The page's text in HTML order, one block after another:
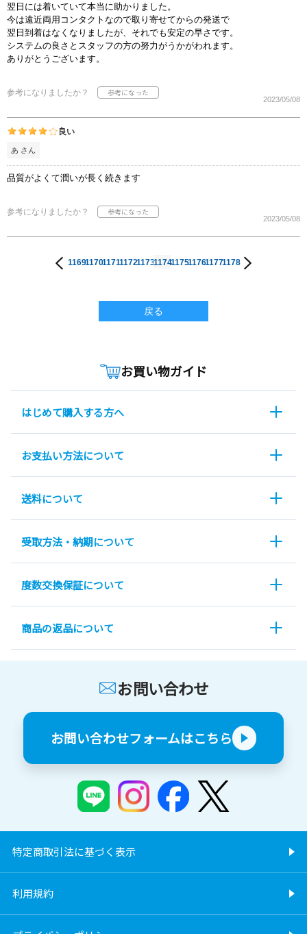
翌日には着いていて本当に助かりました。
今は遠近両用コンタクトなので取り寄せてからの発送で
翌日到着はなくなりましたが、それでも安定の早さです。
システムの良さとスタッフの方の努力がうかがわれます。
ありがとうございます。
参考になりましたか？
2023/05/08
良い
あ さん
品質がよくて潤いが長く続きます
参考になりましたか？
2023/05/08
1169117011711172117311741175117611771178
戻る
お買い物ガイド
はじめて購入する方へ
お支払い方法について
送料について
受取方法・納期について
度数交換保証について
商品の返品について
お問い合わせ
お問い合わせフォームはこちら
特定商取引法に基づく表示
利用規約